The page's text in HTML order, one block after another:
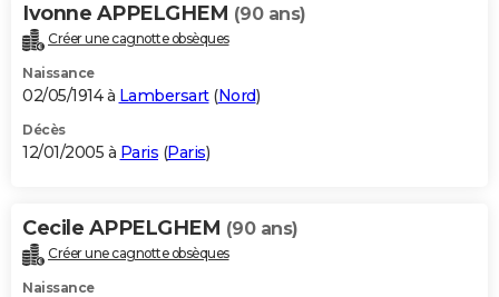
Ivonne APPELGHEM (90 ans)
Créer une cagnotte obsèques
Naissance
02/05/1914 à Lambersart(Nord)
Décès
12/01/2005 à Paris (Paris)
Cecile APPELGHEM (90 ans)
Créer une cagnotte obsèques
Naissance